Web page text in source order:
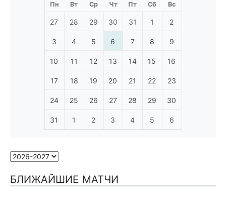
Пн Вт Ср Чт Пт Сб Вс
27 28 29 30 31 1 2
3 4 5 6 7 8 9
10 11 12 13 14 15 16
17 18 19 20 21 22 23
24 25 26 27 28 29 30
31 1 2 3 4 5 6
БЛИЖАЙШИЕ МАТЧИ